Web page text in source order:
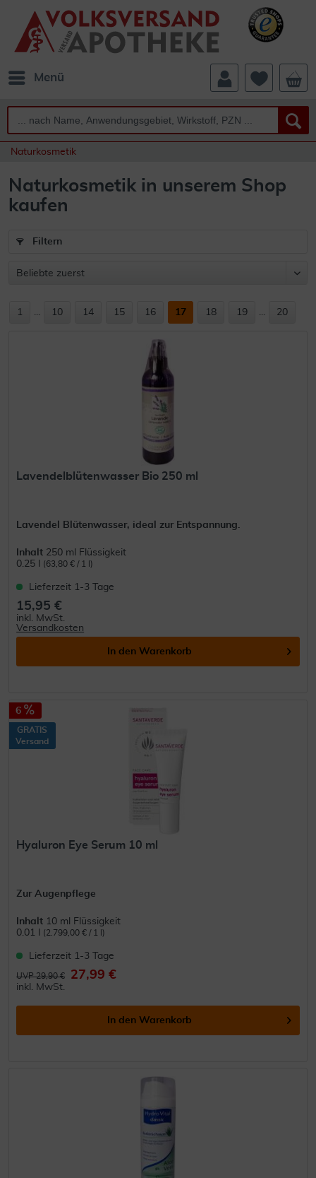
Menü
Naturkosmetik
Naturkosmetik in unserem Shop
kaufen
Filtern
1 ... 10 14 15 16 17 18 19 ... 20
Lavendelblütenwasser Bio 250 ml
Lavendel Blütenwasser, ideal zur Entspannung.
Inhalt 250 ml Flüssigkeit
0.25 l
(63,80 € / 1 l)
Lieferzeit 1-3 Tage
15,95 €
inkl. MwSt.
Versandkosten
In den Warenkorb
6
GRATIS
Versand
Hyaluron Eye Serum 10 ml
Zur Augenpflege
Inhalt 10 ml Flüssigkeit
0.01 l
(2.799,00 € / 1 l)
Lieferzeit 1-3 Tage
UVP 29,90 € 27,99 €
inkl. MwSt.
In den Warenkorb